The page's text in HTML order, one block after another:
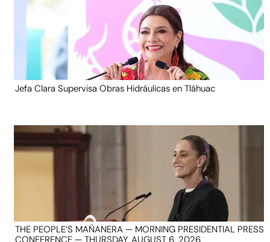
Jefa Clara Supervisa Obras Hidráulicas en Tláhuac
THE PEOPLE’S MAÑANERA — MORNING PRESIDENTIAL PRESS